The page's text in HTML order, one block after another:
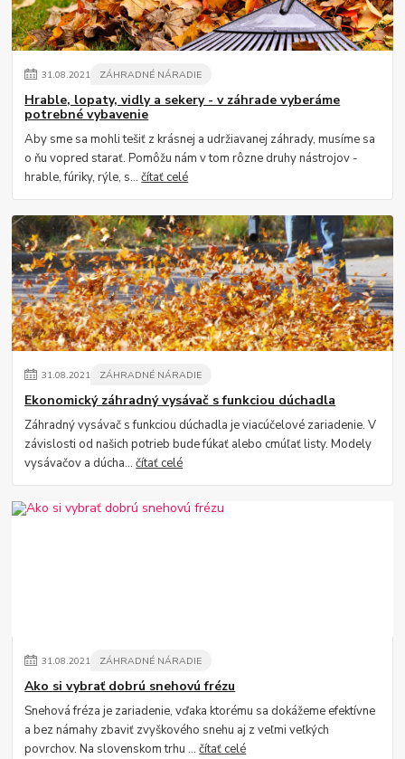
31.08.2021 ZÁHRADNÉ NÁRADIE
Hrable, lopaty, vidly a sekery - v záhrade vyberáme
potrebné vybavenie
Aby sme sa mohli tešiť z krásnej a udržiavanej záhrady, musíme sa
o ňu vopred starať. Pomôžu nám v tom rôzne druhy nástrojov -
hrable, fúriky, rýle, s...čítať celé
31.08.2021 ZÁHRADNÉ NÁRADIE
Ekonomický záhradný vysávač s funkciou dúchadla
Záhradný vysávač s funkciou dúchadla je viacúčelové zariadenie. V
závislosti od našich potrieb bude fúkať alebo cmúľať listy. Modely
vysávačov a dúcha...čítať celé
31.08.2021 ZÁHRADNÉ NÁRADIE
Ako si vybrať dobrú snehovú frézu
Snehová fréza je zariadenie, vďaka ktorému sa dokážeme efektívne
a bez námahy zbaviť zvyškového snehu aj z veľmi veľkých
povrchov. Na slovenskom trhu ...čítať celé